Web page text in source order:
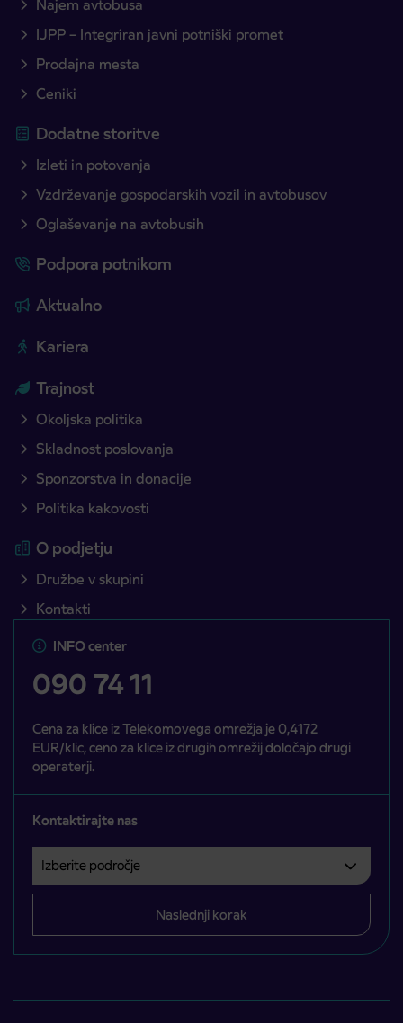
Najem avtobusa
IJPP – Integriran javni potniški promet
Prodajna mesta
Ceniki
Dodatne storitve
Izleti in potovanja
Vzdrževanje gospodarskih vozil in avtobusov
Oglaševanje na avtobusih
Podpora potnikom
Aktualno
Kariera
Trajnost
Okoljska politika
Skladnost poslovanja
Sponzorstva in donacije
Politika kakovosti
O podjetju
Družbe v skupini
Kontakti
INFO center
090 74 11
Cena za klice iz Telekomovega omrežja je 0,4172
EUR/klic, ceno za klice iz drugih omrežij določajo drugi
operaterji.
Kontaktirajte nas
Izberite področje
Področje je obvezno izbrati.
Naslednji korak